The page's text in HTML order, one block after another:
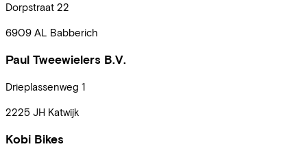
Dorpstraat 22
6909 AL Babberich
Paul Tweewielers B.V.
Drieplassenweg 1
2225 JH Katwijk
Kobi Bikes